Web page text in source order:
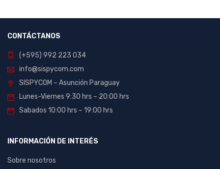
CONTÁCTANOS
(+595) 992 223 034
info@sispycom.com
SISPYCOM – Asunción Paraguay
Lunes-Viernes 9:30 hrs – 20:00 hrs
Sabados 10:00 hrs – 19:00 hrs
INFORMACIÓN DE INTERÉS
Sobre nosotros